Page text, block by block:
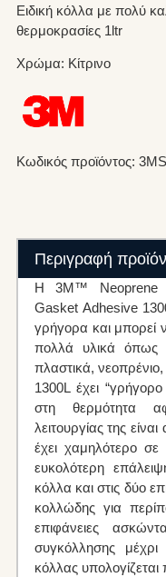
Ειδική κόλλα με πολύ
θερμοκρασίες 1ltr
Χρώμα: Κίτρινο
Κωδικός προϊόντος:
Περιγραφή
H 3M™ Neoprene
Gasket Adhesive
γρήγορα και μπορεί
πολλά υλικά όπως
πλαστικά,
1300L έχει
στη θερμότητα
λειτουργίας της
έχει χαμηλότερο
ευκολότερη
κόλλα και στις δύο
κολλώδης για
επιφάνειες
συγκόλλησης
κόλλας